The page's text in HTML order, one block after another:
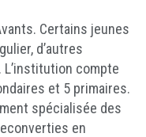
Certains jeunes
d’autres
compte
et 5 primaires.
spécialisée des
en